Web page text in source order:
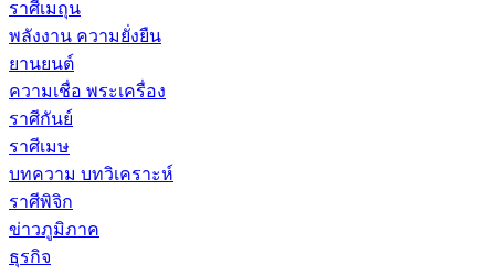
ราศีเมถุน
พลังงาน ความยั่งยืน
ยานยนต์
ความเชื่อ พระเครื่อง
ราศีกันย์
ราศีเมษ
บทความ บทวิเคราะห์
ราศีพิจิก
ข่าวภูมิภาค
ธุรกิจ